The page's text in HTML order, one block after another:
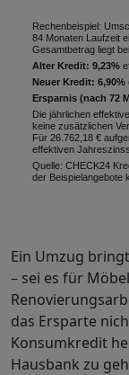
Rechenbeispiel:
84 Monaten Laufzeit
Gesamtbetrag liegt
Alter Kredit: 9,23%
Neuer Kredit: 6,90%
Ersparnis (nach 72
Die jährlichen
keine zusätzlichen
Für 26.762,18 €
effektiven
Quelle: CHECK24
der Beispielangebote
Ein Umzug
– sei es für
das Ersparte
Konsumkredit
Hausbank zu